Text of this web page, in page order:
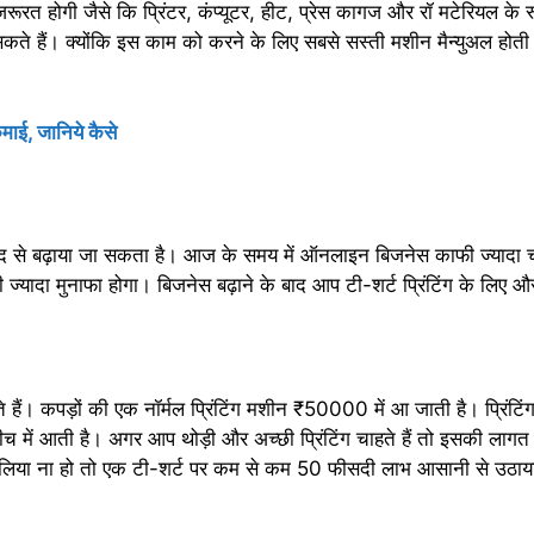
होगी जैसे कि प्रिंटर, कंप्यूटर, हीट, प्रेस कागज और रॉ मटेरियल के
क्योंकि इस काम को करने के लिए सबसे सस्ती मशीन मैन्युअल होती
जानिये कैसे
बढ़ाया जा सकता है। आज के समय में ऑनलाइन बिजनेस काफी ज्यादा
मुनाफा होगा। बिजनेस बढ़ाने के बाद आप टी-शर्ट प्रिंटिंग के लिए
कपड़ों की एक नॉर्मल प्रिंटिंग मशीन ₹50000 में आ जाती है।
में आती है। अगर आप थोड़ी और अच्छी प्रिंटिंग चाहते हैं तो इसकी
ना हो तो एक टी-शर्ट पर कम से कम 50 फीसदी लाभ आसानी से